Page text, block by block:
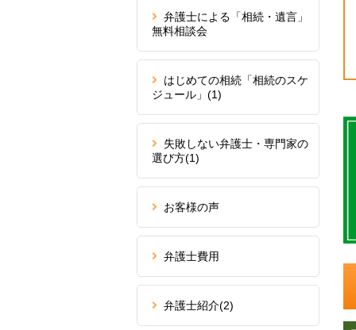
弁護士による「相続・遺言」
無料相談会
はじめての相続「相続のスケ
ジュール」 (1)
失敗しない弁護士・専門家の
選び方(1)
お客様の声
弁護士費用
弁護士紹介(2)